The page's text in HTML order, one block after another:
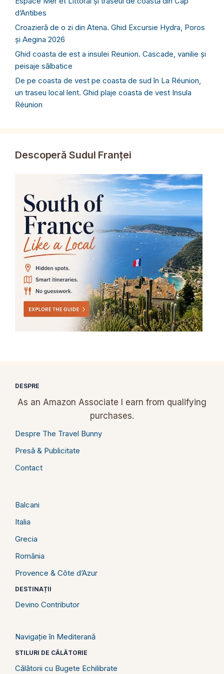
d’Antibes
Croazieră de o zi din Atena. Ghid Excursie Hydra, Poros
și Aegina 2026
Ghid coasta de est a insulei Reunion. Cascade, vanilie și
peisaje sălbatice
De pe coasta de vest pe coasta de sud în La Réunion,
un traseu local lent. Ghid plaje coasta de vest Insula
Réunion
Descoperă Sudul Franței
DESPRE
As an Amazon Associate I earn from qualifying
purchases.
Despre The Travel Bunny
Presă & Publicitate
Contact
Balcani
Italia
Grecia
România
Provence & Côte d’Azur
DESTINAȚII
Devino Contributor
Navigație în Mediterană
STILURI DE CĂLĂTORIE
Călătorii cu Bugete Echilibrate